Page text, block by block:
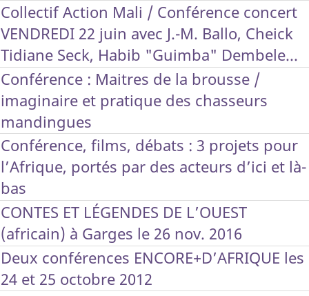
Collectif Action Mali / Conférence concert
VENDREDI 22 juin avec J.-M. Ballo, Cheick
Tidiane Seck, Habib "Guimba" Dembele...
Conférence : Maitres de la brousse /
imaginaire et pratique des chasseurs
mandingues
Conférence, films, débats : 3 projets pour
l’Afrique, portés par des acteurs d’ici et là-
bas
CONTES ET LÉGENDES DE L’OUEST
(africain) à Garges le 26 nov. 2016
Deux conférences ENCORE+D’AFRIQUE les
24 et 25 octobre 2012